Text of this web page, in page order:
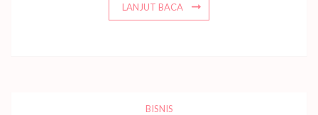
LANJUT BACA
BISNIS